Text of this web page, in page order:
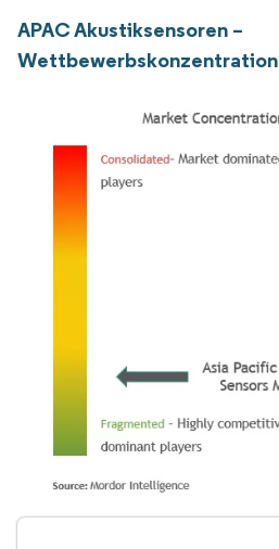
APAC Akustiksensoren –
Wettbewerbskonzentration